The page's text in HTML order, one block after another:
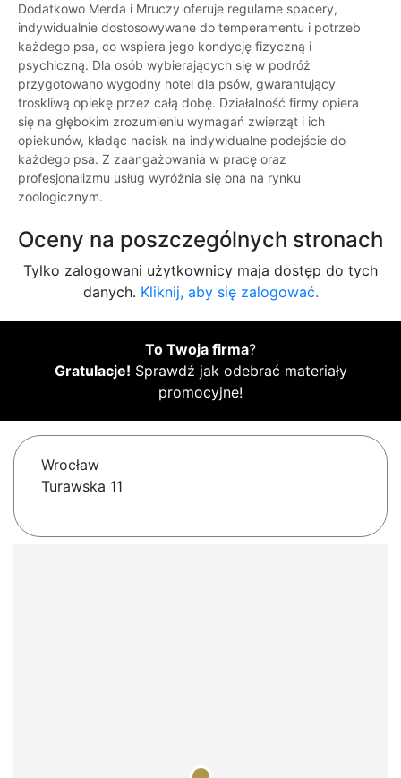
Dodatkowo Merda i Mruczy oferuje regularne spacery,
indywidualnie dostosowywane do temperamentu i potrzeb
każdego psa, co wspiera jego kondycję fizyczną i
psychiczną. Dla osób wybierających się w podróż
przygotowano wygodny hotel dla psów, gwarantujący
troskliwą opiekę przez całą dobę. Działalność firmy opiera
się na głębokim zrozumieniu wymagań zwierząt i ich
opiekunów, kładąc nacisk na indywidualne podejście do
każdego psa. Z zaangażowania w pracę oraz
profesjonalizmu usług wyróżnia się ona na rynku
zoologicznym.
Oceny na poszczególnych stronach
Tylko zalogowani użytkownicy maja dostęp do tych
danych. Kliknij, aby się zalogować.
To Twoja firma?
Gratulacje! Sprawdź jak odebrać materiały
promocyjne!
Wrocław
Turawska 11